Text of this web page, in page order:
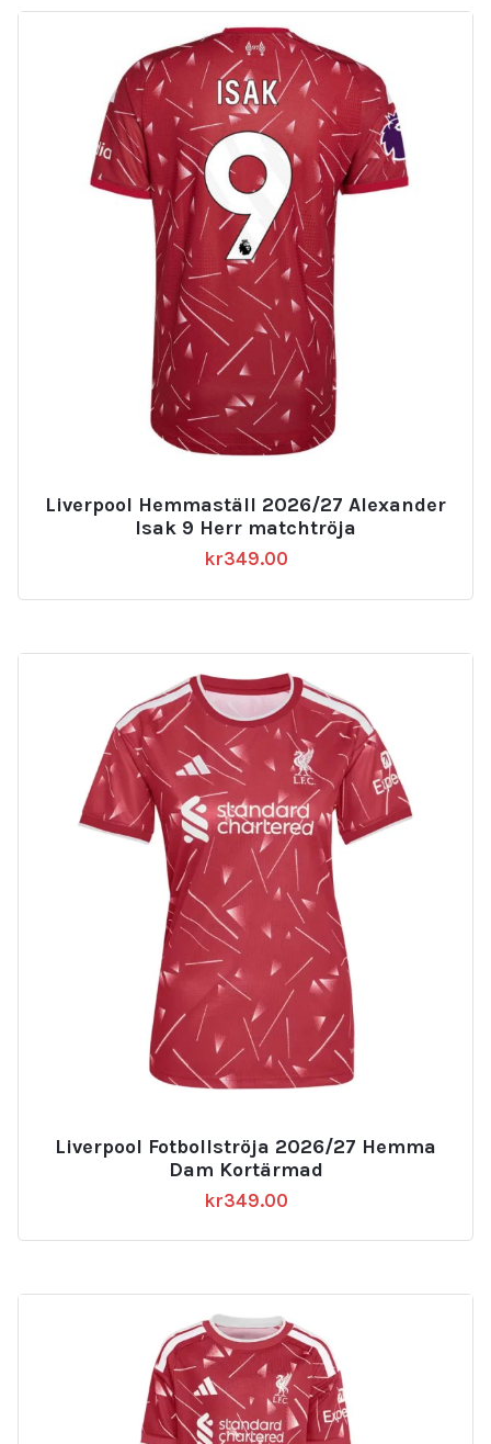
Liverpool Hemmaställ 2026/27 Alexander
Isak 9 Herr matchtröja
kr349.00
Liverpool Fotbollströja 2026/27 Hemma
Dam Kortärmad
kr349.00